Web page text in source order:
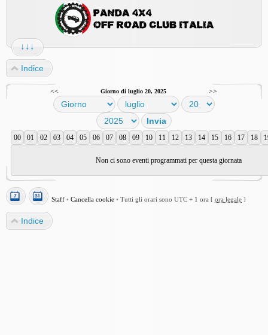
↓↓↓
Indice
<< Giorno di luglio 20, 2025 >>
00 01 02 03 04 05 06 07 08 09 10 11 12 13 14 15 16 17 18
Non ci sono eventi programmati per questa giornata
Staff • Cancella cookie • Tutti gli orari sono UTC + 1 ora [ ora legale ]
Indice